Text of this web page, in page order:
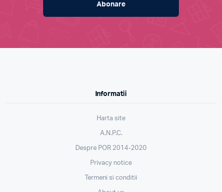
Abonare
Informatii
Harta site
A.N.P.C.
Despre POR 2014-2020
Privacy notice
Termeni si conditii